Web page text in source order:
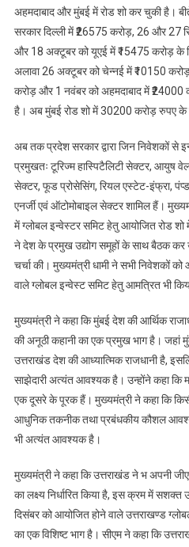
अहमदाबाद और मुंबई में रोड शो कर चुकी है।
सरकार दिल्ली में ₹26575 करोड़, 26 और 27
और 18 अक्टूबर को यूएई में ₹15475 करोड़ के
अलावा 26 अक्टूबर को चेन्नई में ₹10150
करोड़ और 1 नवंबर को अहमदाबाद में
है। अब मुंबई रोड शो में 30200 करोड़ रुपए
अब तक प्रदेश सरकार द्वारा जिन निवेशकों से
प्रमुखतः टूरिज्म हास्पिटैलिटी सेक्टर, आयुष
सेक्टर, फूड प्रोसेसिंग, रियल एस्टेट-इंफ्रा,
एनर्जी एवं ऑटोमोबाइल सेक्टर शामिल हैं।
में ग्लोबल इन्वेस्टर समिट हेतु आयोजित रोड शो
ने देश के प्रमुख उद्योग समूहों के साथ बैठक कर
चर्चा की। मुख्यमंत्री धामी ने सभी निवेशकों
वाले ग्लोबल इन्वेस्ट समिट हेतु आमत्रित भी
मुख्यमंत्री ने कहा कि मुंबई देश की आर्थिक
की अनूठी कहानी का एक प्रमुख भाग है। जहां
उत्तराखंड देश की आध्यात्मिक राजधानी है,
साझेदारी अत्यंत आवश्यक है। उन्होंने कहा कि
एक दूसरे के पूरक हैं। मुख्यमंत्री ने कहा कि
आधुनिक तकनीक तथा प्रबंधकीय कौशल
भी अत्यंत आवश्यक है।
मुख्यमंत्री ने कहा कि उत्तराखंड ने भ अपनी
का लक्ष्य निर्धारित किया है, इस क्रम में
दिसंबर को आयोजित होने वाले उत्तराखण्ड
का एक विशिष्ट भाग है। सीएम ने कहा कि